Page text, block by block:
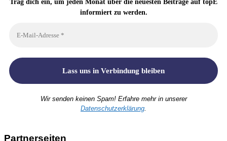
Trag dich ein, um jeden Monat über die neuesten Beiträge auf topE
informiert zu werden.
Wir senden keinen Spam! Erfahre mehr in unserer
Datenschutzerklärung.
Partnerseiten